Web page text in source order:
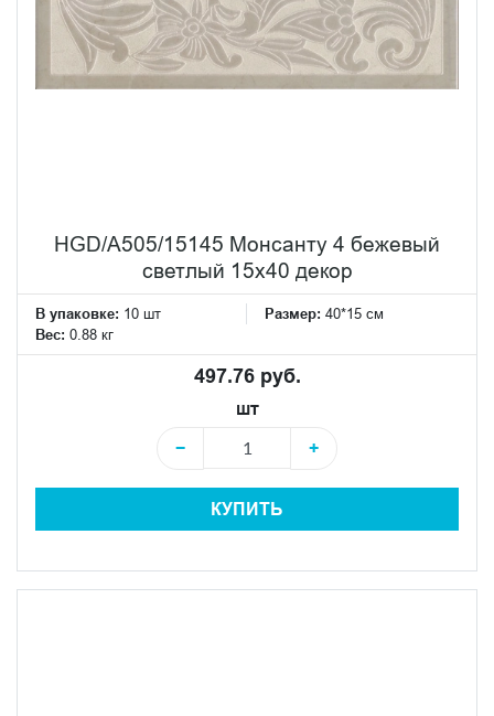
HGD/A505/15145 Монсанту 4 бежевый
светлый 15х40 декор
В упаковке: 10 шт Размер: 40*15 см
Вес: 0.88 кг
497.76 руб.
шт
−
+
КУПИТЬ